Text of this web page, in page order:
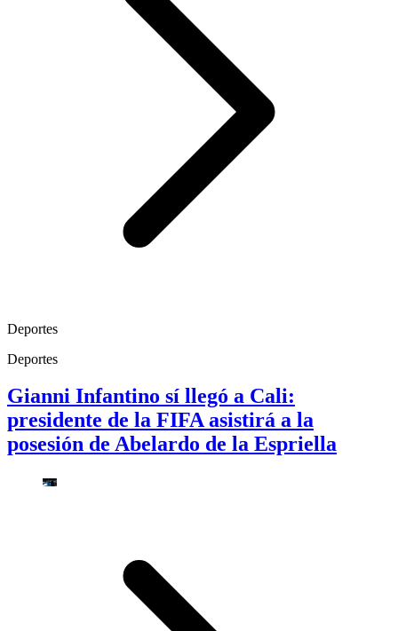
Deportes
Deportes
Gianni Infantino sí llegó a Cali:
presidente de la FIFA asistirá a la
posesión de Abelardo de la Espriella